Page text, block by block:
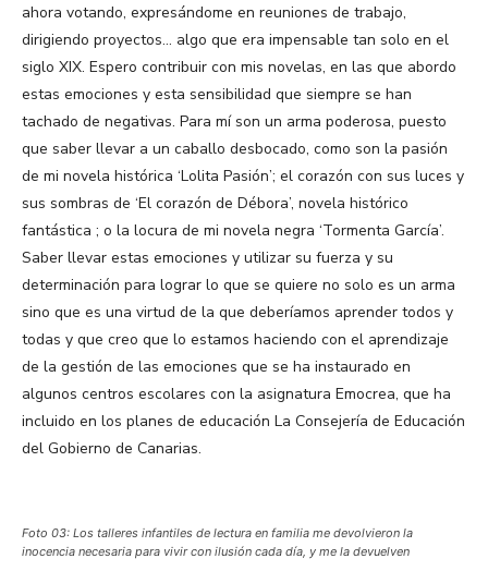
ahora votando, expresándome en reuniones de trabajo,
dirigiendo proyectos… algo que era impensable tan solo en el
siglo XIX. Espero contribuir con mis novelas, en las que abordo
estas emociones y esta sensibilidad que siempre se han
tachado de negativas. Para mí son un arma poderosa, puesto
que saber llevar a un caballo desbocado, como son la pasión
de mi novela histórica ‘Lolita Pasión’; el corazón con sus luces y
sus sombras de ‘El corazón de Débora’, novela histórico
fantástica ; o la locura de mi novela negra ‘Tormenta García’.
Saber llevar estas emociones y utilizar su fuerza y su
determinación para lograr lo que se quiere no solo es un arma
sino que es una virtud de la que deberíamos aprender todos y
todas y que creo que lo estamos haciendo con el aprendizaje
de la gestión de las emociones que se ha instaurado en
algunos centros escolares con la asignatura Emocrea, que ha
incluido en los planes de educación La Consejería de Educación
del Gobierno de Canarias.
Foto 03: Los talleres infantiles de lectura en familia me devolvieron la
inocencia necesaria para vivir con ilusión cada día, y me la devuelven